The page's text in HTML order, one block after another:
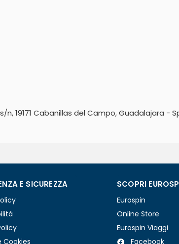
19171 Cabanillas del Campo, Guadalajara -
E SICUREZZA
Cookies
SCOPRI
Eurospin
Online Store
Eurospin Viaggi
Facebook